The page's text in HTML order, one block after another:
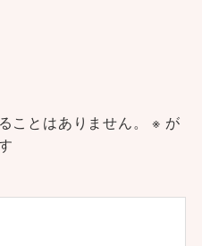
ことはありません。 ※ が